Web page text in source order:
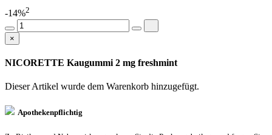
-14%2
×
NICORETTE Kaugummi 2 mg freshmint
Dieser Artikel wurde dem Warenkorb hinzugefügt.
Apothekenpflichtig